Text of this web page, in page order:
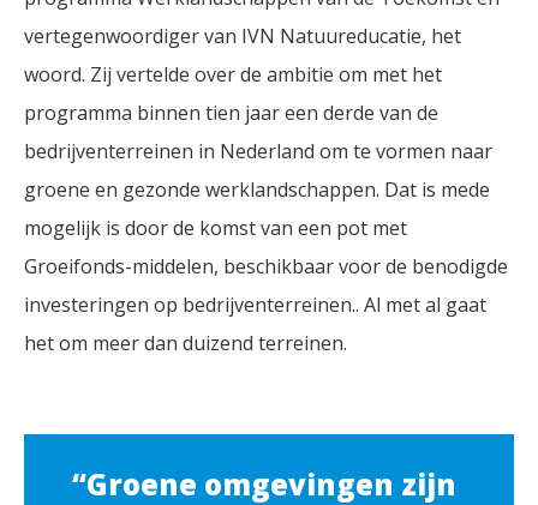
vertegenwoordiger van IVN Natuureducatie, het
woord. Zij vertelde over de ambitie om met het
programma binnen tien jaar een derde van de
bedrijventerreinen in Nederland om te vormen naar
groene en gezonde werklandschappen. Dat is mede
mogelijk is door de komst van een pot met
Groeifonds-middelen, beschikbaar voor de benodigde
investeringen op bedrijventerreinen.. Al met al gaat
het om meer dan duizend terreinen.
“Groene omgevingen zijn